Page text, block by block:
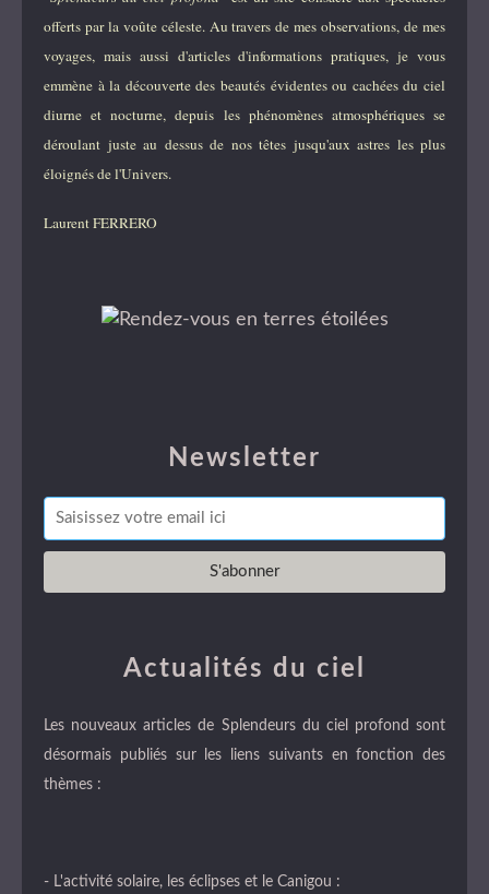
Newsletter
offerts par la voûte céleste. Au travers de mes observations, de mes
voyages, mais aussi d'articles d'informations pratiques, je vous
emmène à la découverte des beautés évidentes ou cachées du ciel
diurne et nocturne, depuis les phénomènes atmosphériques se
déroulant juste au dessus de nos têtes jusqu'aux astres les plus
éloignés de l'Univers.
Laurent FERRERO
Actualités du ciel
Les nouveaux articles de Splendeurs du ciel profond sont
désormais publiés sur les liens suivants en fonction des
thèmes :
- L'activité solaire, les éclipses et le Canigou :